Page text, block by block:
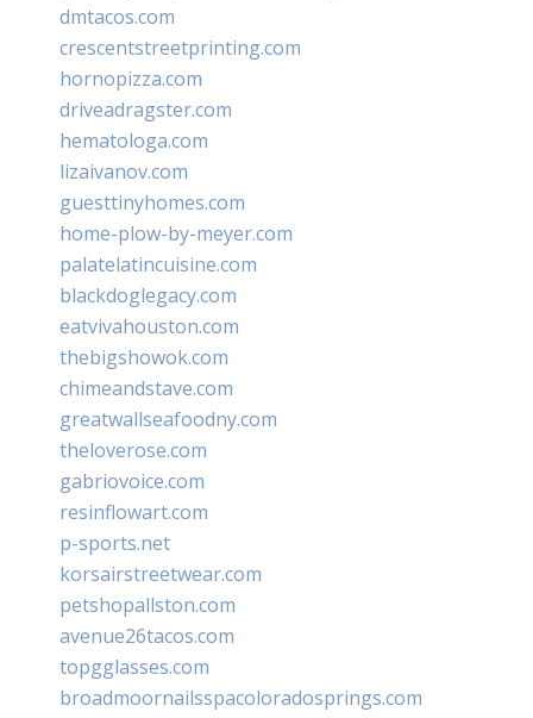
dmtacos.com
crescentstreetprinting.com
hornopizza.com
driveadragster.com
hematologa.com
lizaivanov.com
guesttinyhomes.com
home-plow-by-meyer.com
palatelatincuisine.com
blackdoglegacy.com
eatvivahouston.com
thebigshowok.com
chimeandstave.com
greatwallseafoodny.com
theloverose.com
gabriovoice.com
resinflowart.com
p-sports.net
korsairstreetwear.com
petshopallston.com
avenue26tacos.com
topgglasses.com
broadmoornailsspacoloradosprings.com